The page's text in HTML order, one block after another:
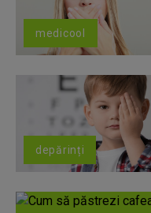
medicool
depărinți